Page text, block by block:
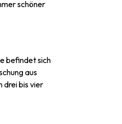
schöner
befindet sich
aus
drei bis vier